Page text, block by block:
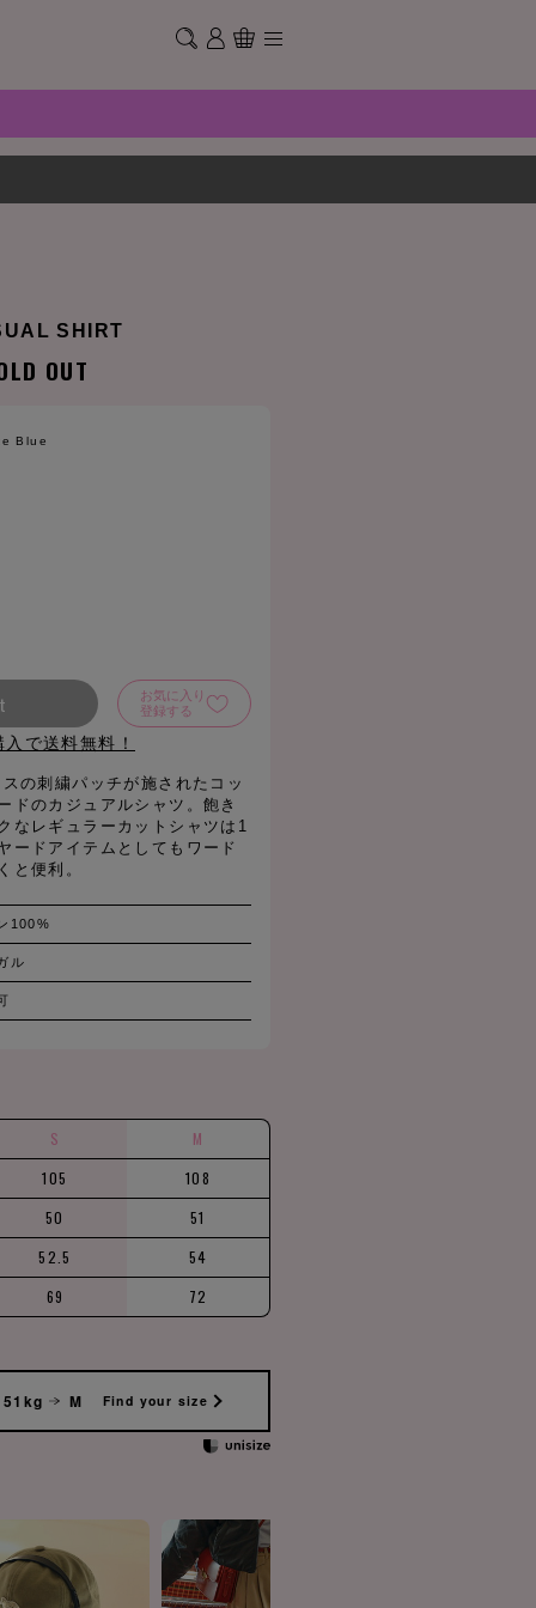
SHIRT
OUT
Blue
お気に入り
登録する
で送料無料！
の刺繍パッチが施されたコッ
ドのカジュアルシャツ。飽き
なレギュラーカットシャツは1
ードアイテムとしてもワード
と便利。
100%
ル
S
M
105
108
50
51
52.5
54
69 72
M Find your size